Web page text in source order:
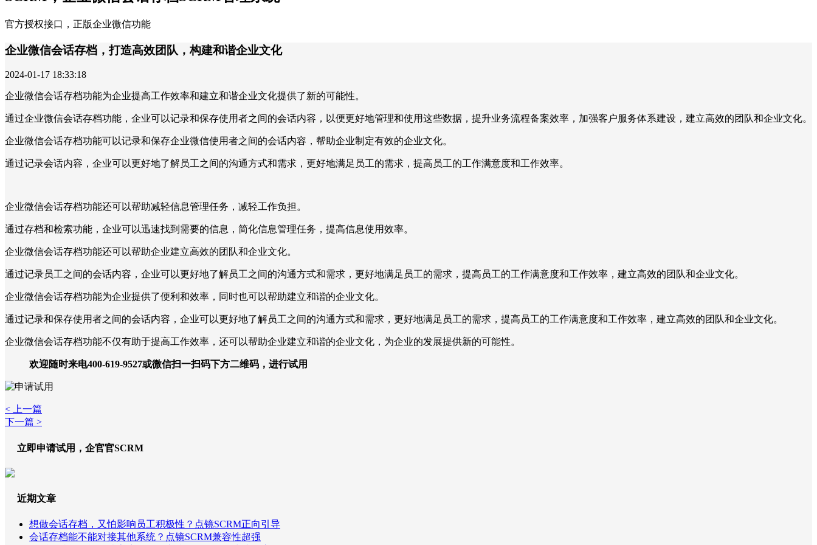
官方授权接口，正版企业微信功能
企业微信会话存档，打造高效团队，构建和谐企业文化
2024-01-17 18:33:18
企业微信会话存档功能为企业提高工作效率和建立和谐企业文化提供了新的可能性。
通过企业微信会话存档功能，企业可以记录和保存使用者之间的会话内容，以便更好地管理和使用这些数据，提升业务流程备案效率，加强客户服务体系建设，建立高效的团队和企业文化。
企业微信会话存档功能可以记录和保存企业微信使用者之间的会话内容，帮助企业制定有效的企业文化。
通过记录会话内容，企业可以更好地了解员工之间的沟通方式和需求，更好地满足员工的需求，提高员工的工作满意度和工作效率。
企业微信会话存档功能还可以帮助减轻信息管理任务，减轻工作负担。
通过存档和检索功能，企业可以迅速找到需要的信息，简化信息管理任务，提高信息使用效率。
企业微信会话存档功能还可以帮助企业建立高效的团队和企业文化。
通过记录员工之间的会话内容，企业可以更好地了解员工之间的沟通方式和需求，更好地满足员工的需求，提高员工的工作满意度和工作效率，建立高效的团队和企业文化。
企业微信会话存档功能为企业提供了便利和效率，同时也可以帮助建立和谐的企业文化。
通过记录和保存使用者之间的会话内容，企业可以更好地了解员工之间的沟通方式和需求，更好地满足员工的需求，提高员工的工作满意度和工作效率，建立高效的团队和企业文化。
企业微信会话存档功能不仅有助于提高工作效率，还可以帮助企业建立和谐的企业文化，为企业的发展提供新的可能性。
欢迎随时来电400-619-9527或微信扫一扫码下方二维码，进行试用
< 上一篇
下一篇 >
立即申请试用，企官官SCRM
近期文章
想做会话存档，又怕影响员工积极性？点镜SCRM正向引导
会话存档能不能对接其他系统？点镜SCRM兼容性超强